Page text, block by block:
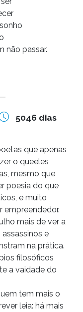
não passar.
5046 dias
que apenas
o queeles
mesmo que
poesia do que
e muito
empreendedor.
mais de ver a
e
na prática.
filosóficos
a vaidade do
tem mais o
leia: há mais